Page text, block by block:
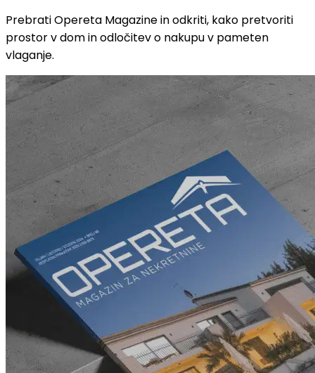
Prebrati Opereta Magazine in odkriti, kako pretvoriti
prostor v dom in odločitev o nakupu v pameten
vlaganje.